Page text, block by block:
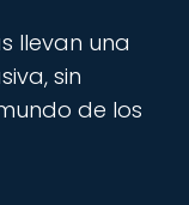
llevan una
sin
de los